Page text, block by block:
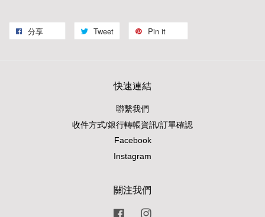
分享 Tweet Pin it
快速連結
聯繫我們
收件方式/銀行轉帳資訊/訂單確認
Facebook
Instagram
關注我們
Facebook